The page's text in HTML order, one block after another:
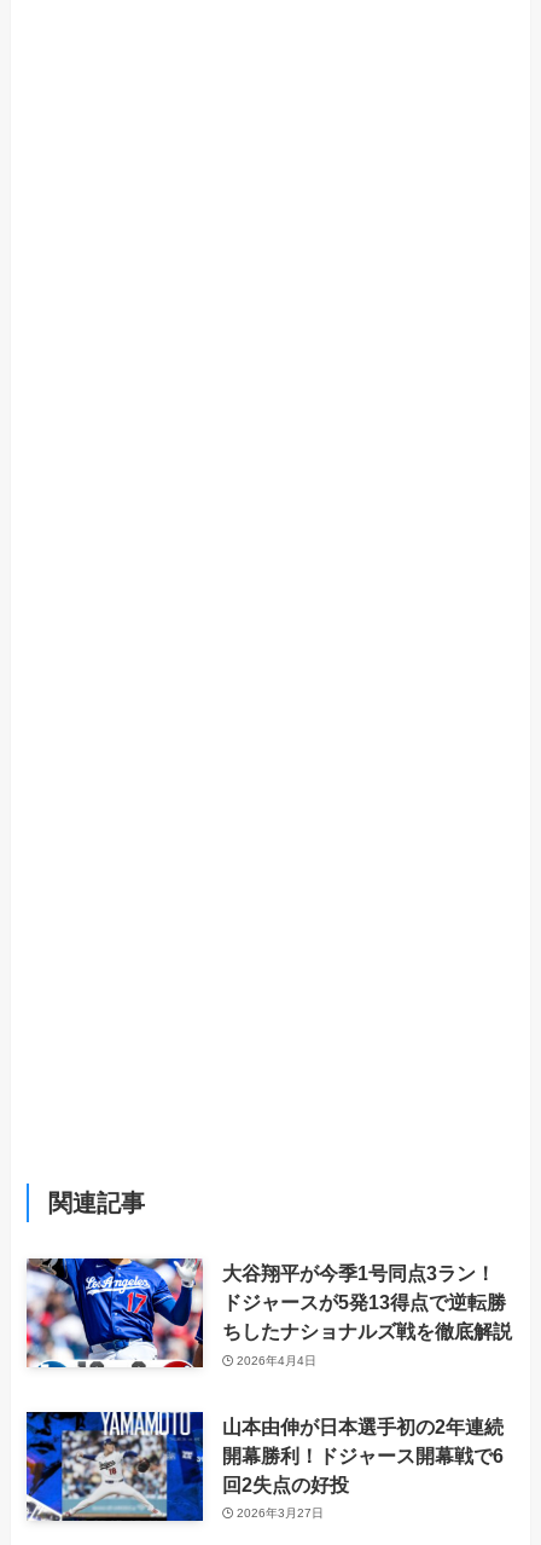
関連記事
大谷翔平が今季1号同点3ラン！
ドジャースが5発13得点で逆転勝
ちしたナショナルズ戦を徹底解説
2026年4月4日
山本由伸が日本選手初の2年連続
開幕勝利！ドジャース開幕戦で6
回2失点の好投
2026年3月27日